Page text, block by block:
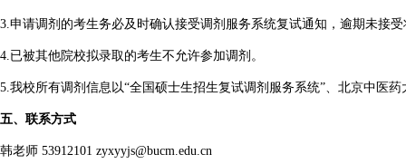
3.申请调剂的考生务必及时确认接受调剂服务系统复试通知，逾期未接
4.已被其他院校拟录取的考生不允许参加调剂。
5.我校所有调剂信息以“全国硕士生招生复试调剂服务系统”、北京中医
五、联系方式
韩老师 53912101 zyxyyjs@bucm.edu.cn